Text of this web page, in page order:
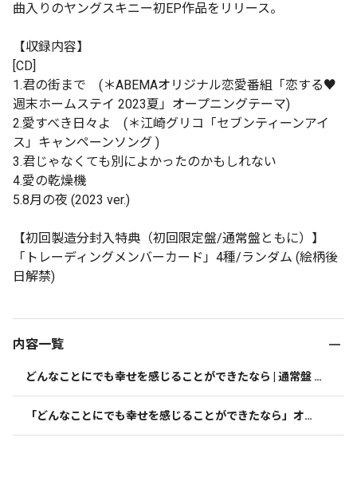
曲入りのヤングスキニー初EP作品をリリース。
【収録内容】
[CD]
1.君の街まで (＊ABEMAオリジナル恋愛番組「恋する♥
週末ホームステイ 2023夏」オープニングテーマ)
2.愛すべき日々よ (＊江崎グリコ「セブンティーンアイ
ス」キャンペーンソング )
3.君じゃなくても別によかったのかもしれない
4.愛の乾燥機
5.8月の夜 (2023 ver.)
【初回製造分封入特典（初回限定盤/通常盤ともに）】
「トレーディングメンバーカード」4種/ランダム (絵柄後
日解禁)
内容一覧
どんなことにでも幸せを感じることができたなら | 通常盤 |
「どんなことにでも幸せを感じることができたなら」オリ